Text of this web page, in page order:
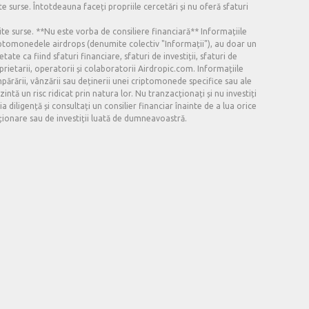
surse. Întotdeauna faceți propriile cercetări și nu oferă sfaturi
surse. **Nu este vorba de consiliere financiară** Informațiile
airdrops (denumite colectiv "Informații"), au doar un
ca fiind sfaturi financiare, sfaturi de investiții, sfaturi de
operatorii și colaboratorii Airdropic.com. Informațiile
vânzării sau deținerii unei criptomonede specifice sau ale
un risc ridicat prin natura lor. Nu tranzacționați și nu investiți
diligență și consultați un consilier financiar înainte de a lua orice
sau de investiții luată de dumneavoastră.